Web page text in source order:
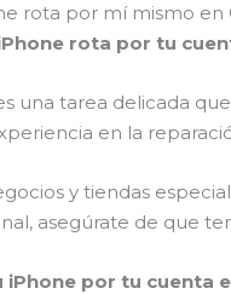
rota por mí mismo
rota por tu
una tarea delicada
en la
y tiendas
asegúrate de que
por tu cuenta